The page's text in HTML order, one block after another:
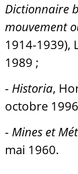
Dictionnaire
mouvement
1914-1939),
1989 ;
- Historia,
octobre
- Mines et
mai 1960.